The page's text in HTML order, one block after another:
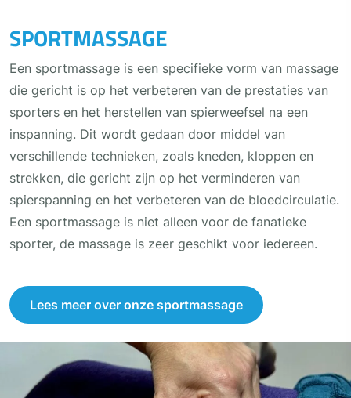
SPORTMASSAGE
Een sportmassage is een specifieke vorm van massage
die gericht is op het verbeteren van de prestaties van
sporters en het herstellen van spierweefsel na een
inspanning. Dit wordt gedaan door middel van
verschillende technieken, zoals kneden, kloppen en
strekken, die gericht zijn op het verminderen van
spierspanning en het verbeteren van de bloedcirculatie.
Een sportmassage is niet alleen voor de fanatieke
sporter, de massage is zeer geschikt voor iedereen.
Lees meer over onze sportmassage